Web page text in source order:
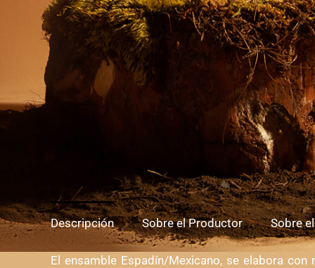
Descripción Sobre el Productor Sobre
El ensamble Espadín/Mexicano, se elabora con